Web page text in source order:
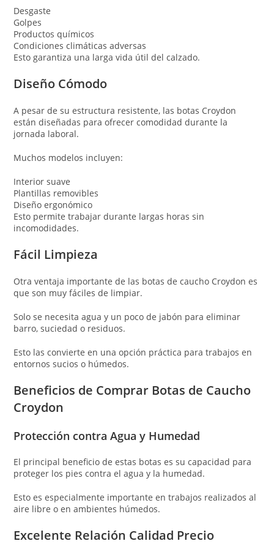
Desgaste
Golpes
Productos químicos
Condiciones climáticas adversas
Esto garantiza una larga vida útil del calzado.
Diseño Cómodo
A pesar de su estructura resistente, las botas Croydon
están diseñadas para ofrecer comodidad durante la
jornada laboral.
Muchos modelos incluyen:
Interior suave
Plantillas removibles
Diseño ergonómico
Esto permite trabajar durante largas horas sin
incomodidades.
Fácil Limpieza
Otra ventaja importante de las botas de caucho Croydon es
que son muy fáciles de limpiar.
Solo se necesita agua y un poco de jabón para eliminar
barro, suciedad o residuos.
Esto las convierte en una opción práctica para trabajos en
entornos sucios o húmedos.
Beneficios de Comprar Botas de Caucho
Croydon
Protección contra Agua y Humedad
El principal beneficio de estas botas es su capacidad para
proteger los pies contra el agua y la humedad.
Esto es especialmente importante en trabajos realizados al
aire libre o en ambientes húmedos.
Excelente Relación Calidad Precio